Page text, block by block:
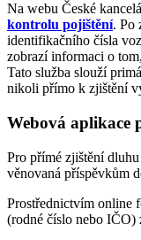
Na webu České
kontrolu pojištění. Po
identifikačního čísla
zobrazí informaci o
Tato služba slouží
nikoli přímo k zjištění
Webová aplikace
Pro přímé zjištění
věnovaná příspěvkům
Prostřednictvím online
(rodné číslo nebo IČO)